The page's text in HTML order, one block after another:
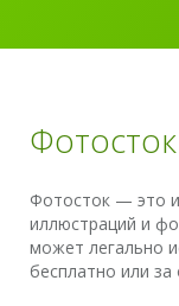
Фотосток
Фотосток — это
иллюстраций и
может легально
бесплатно или